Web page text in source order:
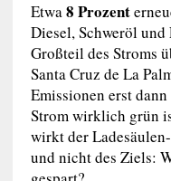
Etwa8 Prozent
Diesel, Schweröl und
Großteil des Stroms
Santa Cruz de La
Emissionen erst
Strom wirklich grün
wirkt der
und nicht des Ziels: